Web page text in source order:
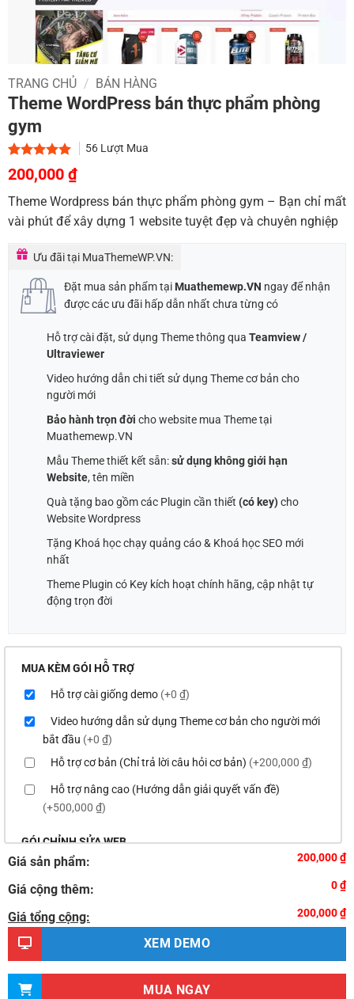
TRANG CHỦ / BÁN HÀNG
Theme WordPress bán thực phẩm phòng
gym
5.00trên 5
dựa trên
2
56Lượt Mua
Giá
gốc
là:
1,000,000 ₫.
200,000 ₫Giá
hiện
tại
là:
200,000 ₫.
Theme Wordpress bán thực phẩm phòng gym – Bạn chỉ mất
vài phút để xây dựng 1 website tuyệt đẹp và chuyên nghiệp
Ưu đãi tại MuaThemeWP.VN:
Đặt mua sản phẩm tại Muathemewp.VN ngay để nhận
được các ưu đãi hấp dẫn nhất chưa từng có
Hỗ trợ cài đặt, sử dụng Theme thông qua Teamview /
Ultraviewer
Video hướng dẫn chi tiết sử dụng Theme cơ bản cho
người mới
Bảo hành trọn đời cho website mua Theme tại
Muathemewp.VN
Mẫu Theme thiết kết sẵn:sử dụng không giới hạn
Website, tên miền
Quà tặng bao gồm các Plugin cần thiết (có key)cho
Website Wordpress
Tặng Khoá học chạy quảng cáo & Khoá học SEO mới
nhất
Theme Plugin có Key kích hoạt chính hãng, cập nhật tự
động trọn đời
MUA KÈM GÓI HỖ TRỢ
Hỗ trợ cài giống demo (+0 ₫)
Video hướng dẫn sử dụng Theme cơ bản cho người mới
bắt đầu (+0 ₫)
Hỗ trợ cơ bản (Chỉ trả lời câu hỏi cơ bản) (+200,000 ₫)
Hỗ trợ nâng cao (Hướng dẫn giải quyết vấn đề)
(+500,000 ₫)
GÓI CHỈNH SỬA WEB
Thay logo & thông tin doanh nghiệp
Đổi màu chủ đạo của theme theo tông màu của logo
(+200,000 ₫)
Sửa danh mục và sắp xếp lại thanh menu chuẩn
Thay đổi bố cục trang chủ (đơn giản)(+500,000 ₫)
Giá sản phẩm: 200,000 ₫
Giá cộng thêm: 0 ₫
Giá tổng cộng: 200,000 ₫
XEM DEMO
MUA NGAY